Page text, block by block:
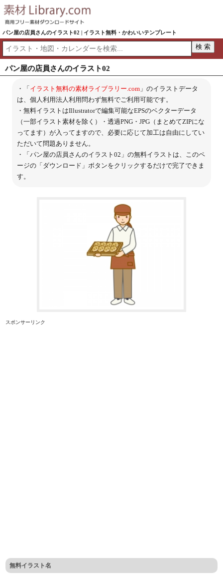
パン屋の店員さんのイラスト02 | イラスト無料・かわいいテンプレート
パン屋の店員さんのイラスト02
・「イラスト無料の素材ライブラリー.com」のイラストデータ
は、個人利用法人利用問わず無料でご利用可能です。
・無料イラストはIllustratorで編集可能なEPSのベクターデータ
（一部イラスト素材を除く）・透過PNG・JPG（まとめてZIPにな
ってます）が入ってますので、必要に応じて加工は自由にしてい
ただいて問題ありません。
・「パン屋の店員さんのイラスト02」の無料イラストは、このペ
ージの「ダウンロード」ボタンをクリックするだけで完了できま
す。
スポンサーリンク
無料イラスト名